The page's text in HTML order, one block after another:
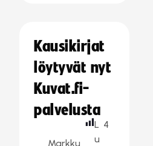
Kausikirjat
löytyvät nyt
Kuvat.fi-
palvelusta
Markku
L
u
4